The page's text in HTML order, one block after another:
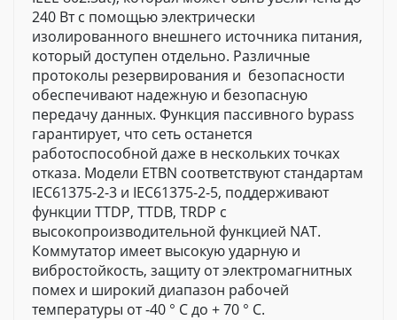
240 Вт с помощью электрически
изолированного внешнего источника питания,
который доступен отдельно. Различные
протоколы резервирования и безопасности
обеспечивают надежную и безопасную
передачу данных. Функция пассивного bypass
гарантирует, что сеть останется
работоспособной даже в нескольких точках
отказа. Модели ETBN соответствуют стандартам
IEC61375-2-3 и IEC61375-2-5, поддерживают
функции TTDP, TTDB, TRDP с
высокопроизводительной функцией NAT.
Коммутатор имеет высокую ударную и
вибростойкость, защиту от электромагнитных
помех и широкий диапазон рабочей
температуры от -40 ° C до + 70 ° C.